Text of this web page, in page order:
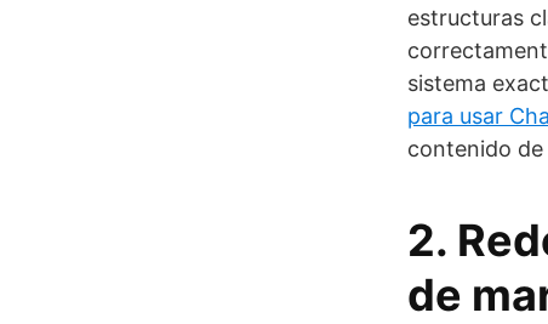
estructuras
sistema
para usar
contenido de
2.
de